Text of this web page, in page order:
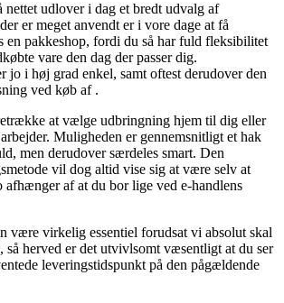
udlover i dag et bredt udvalg af
er meget anvendt er i vore dage at få
en pakkeshop, fordi du så har fuld fleksibilitet
vare den dag der passer dig.
jo i høj grad enkel, samt oftest derudover den
ved køb af .
at vælge udbringning hjem til dig eller
Muligheden er gennemsnitligt et hak
men derudover særdeles smart. Den
vil dog altid vise sig at være selv at
afhænger af at du bor lige ved e-handlens
være virkelig essentiel forudsat vi absolut skal
så herved er det utvivlsomt væsentligt at du ser
leveringstidspunkt på den pågældende